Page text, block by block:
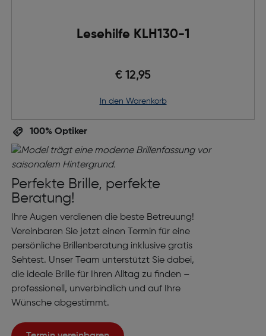
Lesehilfe KLH130-1
€ 12,95
in den Warenkorb
100% Optiker
Perfekte Brille, perfekte
Beratung!
Ihre Augen verdienen die beste Betreuung!
Vereinbaren Sie jetzt einen Termin für eine
persönliche Brillenberatung inklusive gratis
Sehtest. Unser Team unterstützt Sie dabei,
die ideale Brille für Ihren Alltag zu finden –
professionell, unverbindlich und auf Ihre
Wünsche abgestimmt.